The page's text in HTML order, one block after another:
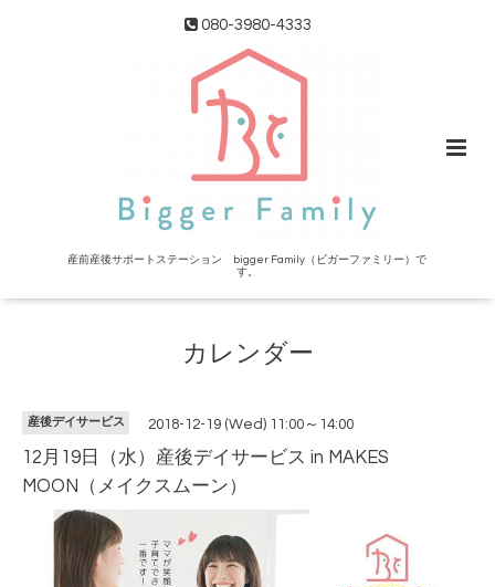
080-3980-4333
産前産後サポートステーション bigger Family（ビガーファミリー）で
す。
カレンダー
産後デイサービス 2018-12-19 (Wed) 11:00～14:00
12月19日（水）産後デイサービス in MAKES
MOON（メイクスムーン）